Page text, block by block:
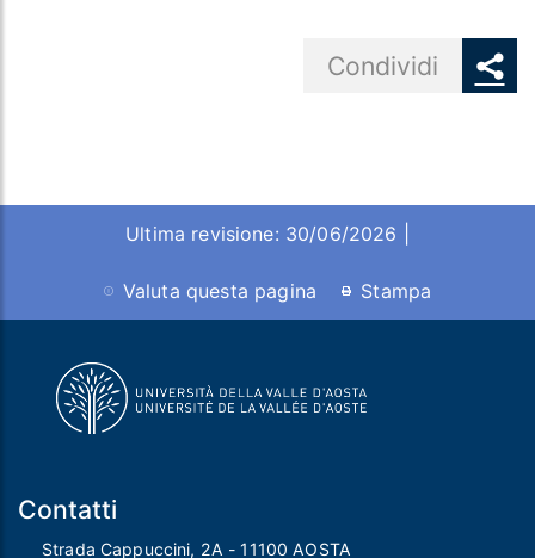
Condividi
Ultima revisione: 30/06/2026 |
Valuta questa pagina Stampa
Contatti
Strada Cappuccini, 2A - 11100 AOSTA